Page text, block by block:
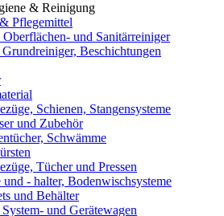
& Reinigung
Pflegemittel
und Sanitärreiniger
Beschichtungen
Schienen, Stangensysteme
und Zubehör
Schwämme
Tücher und Pressen
- halter, Bodenwischsysteme
und Behälter
und Gerätewagen